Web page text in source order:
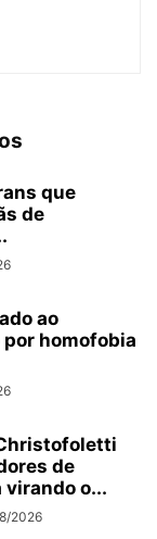
que
de
ao
homofobia
de
virando o...
2026